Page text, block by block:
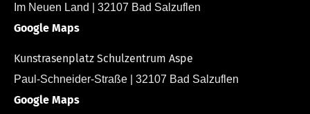
Im Neuen Land | 32107 Bad Salzuflen
Google Maps
Kunstrasenplatz Schulzentrum Aspe
Paul-Schneider-Straße | 32107 Bad Salzuflen
Google Maps